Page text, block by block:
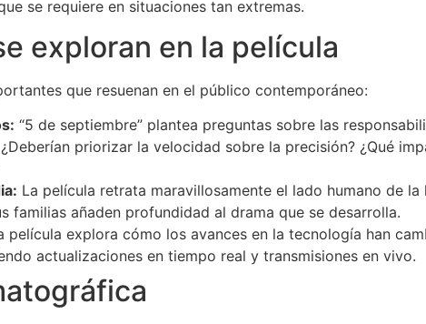
se requiere en situaciones tan extremas.
exploran en la película
que resuenan en el público contemporáneo:
“5 de septiembre” plantea preguntas sobre las
priorizar la velocidad sobre la precisión? ¿Qué
La película retrata maravillosamente el lado humano de
familias añaden profundidad al drama que se desarrolla.
película explora cómo los avances en la tecnología han
actualizaciones en tiempo real y transmisiones en vivo.